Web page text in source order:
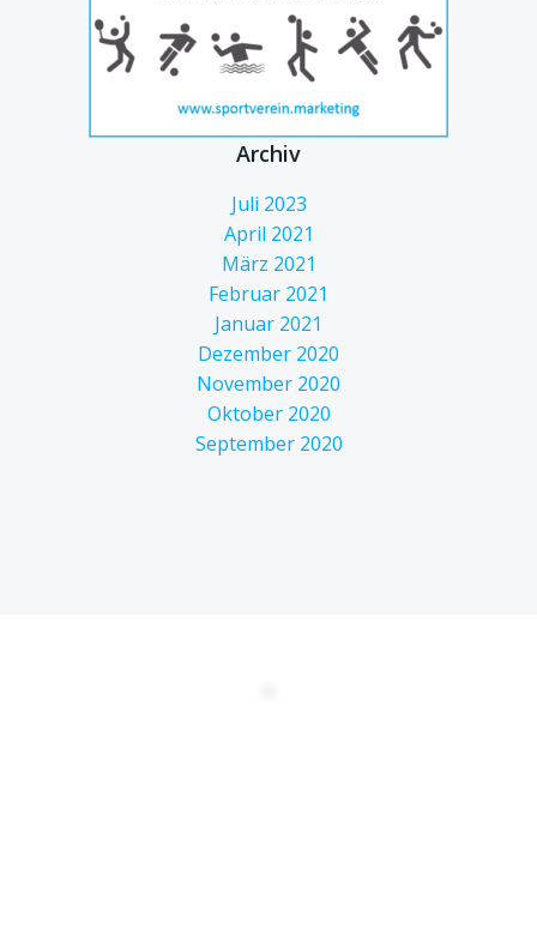
Archiv
Juli 2023
April 2021
März 2021
Februar 2021
Januar 2021
Dezember 2020
November 2020
Oktober 2020
September 2020